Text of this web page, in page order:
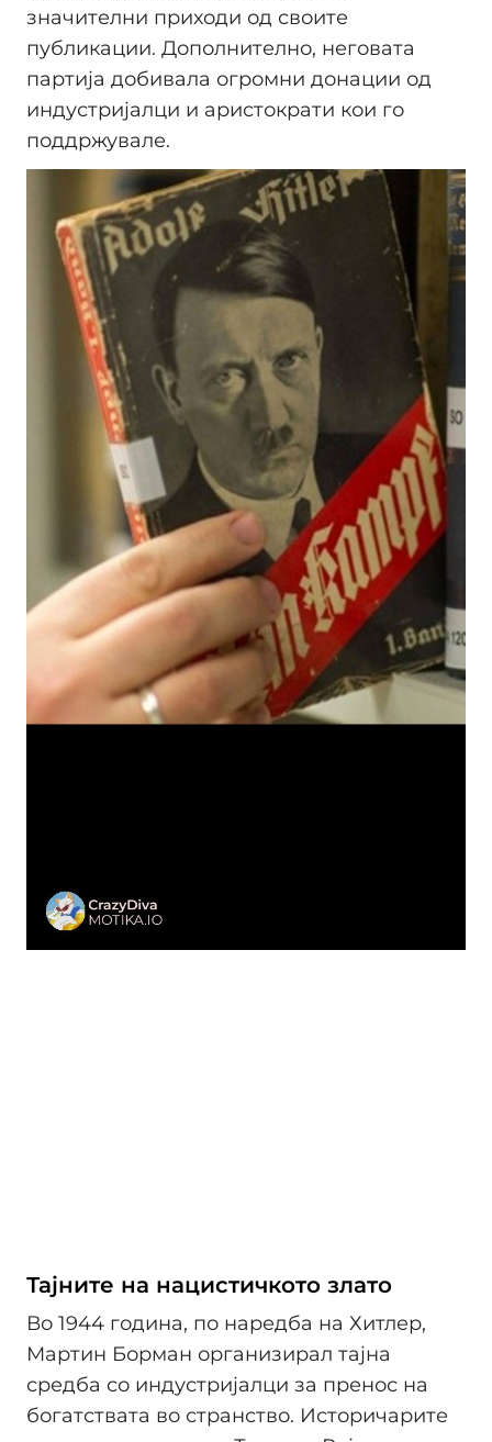
значителни приходи од своите
публикации. Дополнително, неговата
партија добивала огромни донации од
индустријалци и аристократи кои го
поддржувале.
Тајните на нацистичкото злато
Во 1944 година, по наредба на Хитлер,
Мартин Борман организирал тајна
средба со индустријалци за пренос на
богатствата во странство. Историчарите